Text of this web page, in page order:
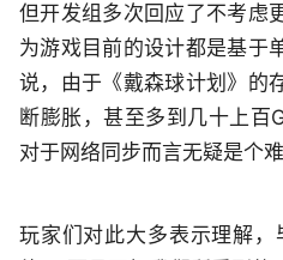
但开发组多次回应了不考虑
为游戏目前的设计都是基于
说，由于《戴森球计划》的
断膨胀，甚至多到几十上百
对于网络同步而言无疑是个难
玩家们对此大多表示理解